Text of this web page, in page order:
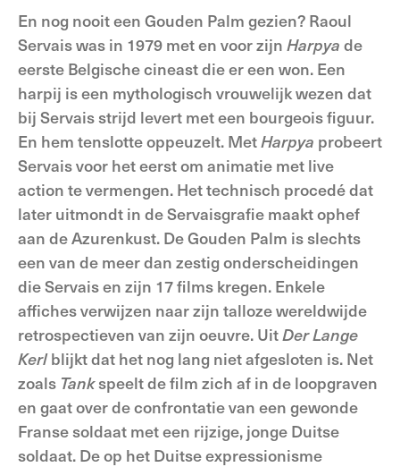
En nog nooit een Gouden Palm gezien? Raoul
Servais was in 1979 met en voor zijn Harpya de
eerste Belgische cineast die er een won. Een
harpij is een mythologisch vrouwelijk wezen dat
bij Servais strijd levert met een bourgeois figuur.
En hem tenslotte oppeuzelt. MetHarpya probeert
Servais voor het eerst om animatie met live
action te vermengen. Het technisch procedé dat
later uitmondt in de Servaisgrafie maakt ophef
aan de Azurenkust. De Gouden Palm is slechts
een van de meer dan zestig onderscheidingen
die Servais en zijn 17 films kregen. Enkele
affiches verwijzen naar zijn talloze wereldwijde
retrospectieven van zijn oeuvre. UitDer Lange
Kerlblijkt dat het nog lang niet afgesloten is. Net
zoals Tankspeelt de film zich af in de loopgraven
en gaat over de confrontatie van een gewonde
Franse soldaat met een rijzige, jonge Duitse
soldaat. De op het Duitse expressionisme